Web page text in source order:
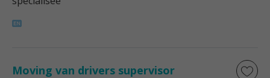
Moving van drivers supervisor